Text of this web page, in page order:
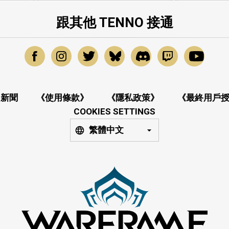
頁
跟其他 TENNO 接通
新聞 《使用條款》 《隱私政策》
《最終用戶
COOKIES SETTINGS
繁體中文